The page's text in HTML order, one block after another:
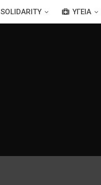
SOLIDARITY ΥΓΕΊΑ